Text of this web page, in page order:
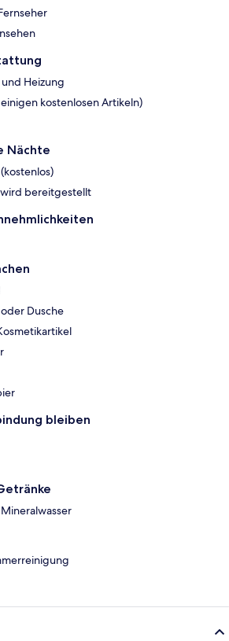
Heizung
kostenlosen Artikeln)
Nächte
bereitgestellt
Dusche
bleiben